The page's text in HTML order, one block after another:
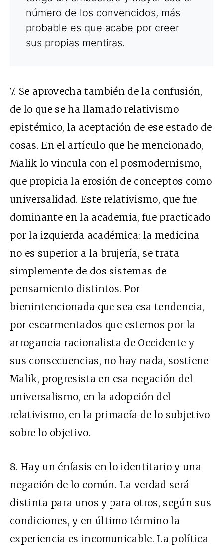
número de los convencidos, más
probable es que acabe por creer
sus propias mentiras.
7. Se aprovecha también de la confusión,
de lo que se ha llamado relativismo
epistémico, la aceptación de ese estado de
cosas. En el artículo que he mencionado,
Malik lo vincula con el posmodernismo,
que propicia la erosión de conceptos como
universalidad. Este relativismo, que fue
dominante en la academia, fue practicado
por la izquierda académica: la medicina
no es superior a la brujería, se trata
simplemente de dos sistemas de
pensamiento distintos. Por
bienintencionada que sea esa tendencia,
por escarmentados que estemos por la
arrogancia racionalista de Occidente y
sus consecuencias, no hay nada, sostiene
Malik, progresista en esa negación del
universalismo, en la adopción del
relativismo, en la primacía de lo subjetivo
sobre lo objetivo.
8.Hay un énfasis en lo identitario y una
negación de lo común. La verdad será
distinta para unos y para otros, según sus
condiciones, y en último término la
experiencia es incomunicable. La política